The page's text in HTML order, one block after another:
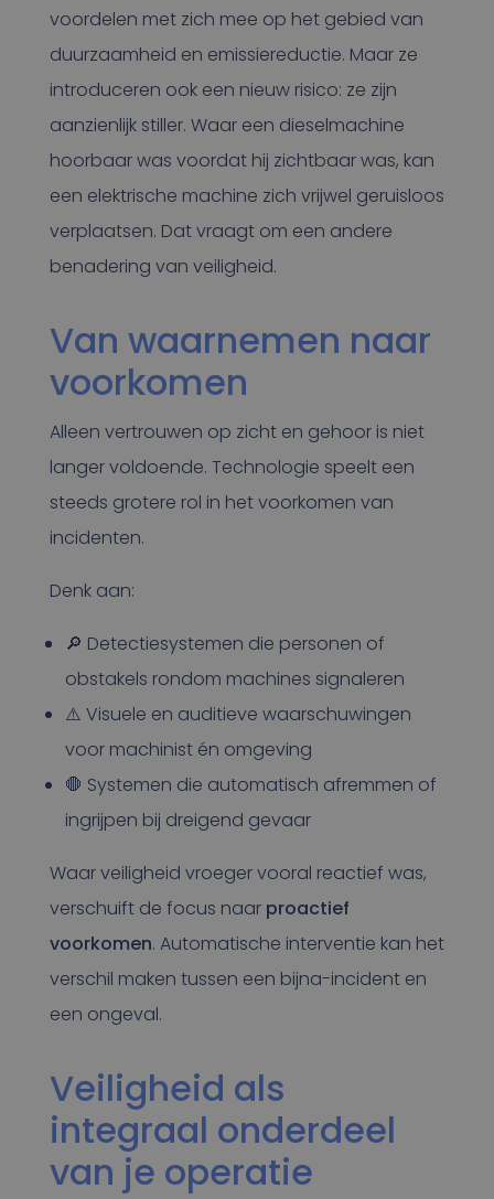
voordelen met zich mee op het gebied van
duurzaamheid en emissiereductie. Maar ze
introduceren ook een nieuw risico: ze zijn
aanzienlijk stiller. Waar een dieselmachine
hoorbaar was voordat hij zichtbaar was, kan
een elektrische machine zich vrijwel geruisloos
verplaatsen. Dat vraagt om een andere
benadering van veiligheid.
Van waarnemen naar
voorkomen
Alleen vertrouwen op zicht en gehoor is niet
langer voldoende. Technologie speelt een
steeds grotere rol in het voorkomen van
incidenten.
Denk aan:
🔎 Detectiesystemen die personen of
obstakels rondom machines signaleren
⚠️ Visuele en auditieve waarschuwingen
voor machinist én omgeving
🛑 Systemen die automatisch afremmen of
ingrijpen bij dreigend gevaar
Waar veiligheid vroeger vooral reactief was,
verschuift de focus naar proactief
voorkomen. Automatische interventie kan het
verschil maken tussen een bijna-incident en
een ongeval.
Veiligheid als
integraal onderdeel
van je operatie